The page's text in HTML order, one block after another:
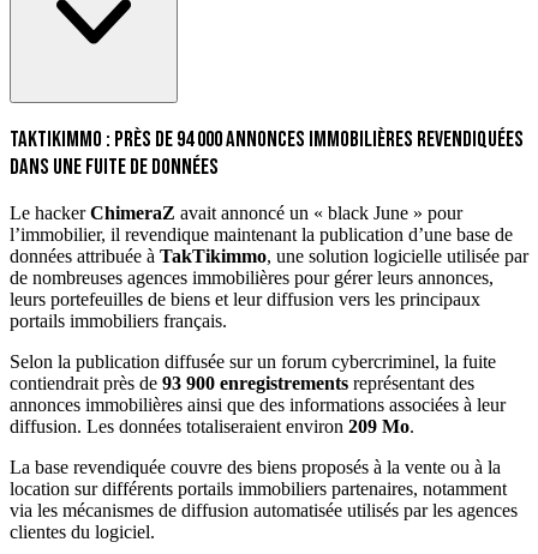
TakTikimmo : près de 94 000 annonces immobilières revendiquées
dans une fuite de données
Le hackerChimeraZ avait annoncé un « black June » pour
l’immobilier, il revendique maintenant la publication d’une base de
données attribuée à TakTikimmo, une solution logicielle utilisée par
de nombreuses agences immobilières pour gérer leurs annonces,
leurs portefeuilles de biens et leur diffusion vers les principaux
portails immobiliers français.
Selon la publication diffusée sur un forum cybercriminel, la fuite
contiendrait près de 93 900 enregistrements représentant des
annonces immobilières ainsi que des informations associées à leur
diffusion. Les données totaliseraient environ 209 Mo.
La base revendiquée couvre des biens proposés à la vente ou à la
location sur différents portails immobiliers partenaires, notamment
via les mécanismes de diffusion automatisée utilisés par les agences
clientes du logiciel.